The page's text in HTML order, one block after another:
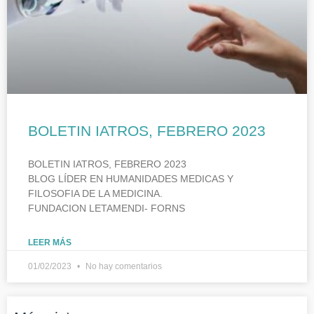
BOLETIN IATROS, FEBRERO 2023
BOLETIN IATROS, FEBRERO 2023
BLOG LÍDER EN HUMANIDADES MEDICAS Y
FILOSOFIA DE LA MEDICINA.
FUNDACION LETAMENDI- FORNS
LEER MÁS
01/02/2023 No hay comentarios